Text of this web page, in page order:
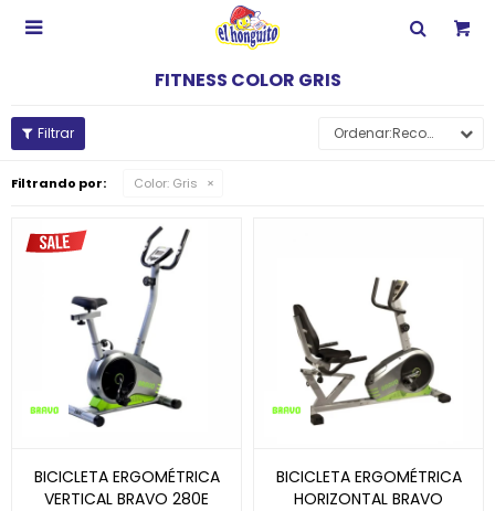

FITNESS COLOR GRIS
Recomendados
Filtrando por: Color: Gris
BICICLETA ERGOMÉTRICA
VERTICAL BRAVO 280E
BICICLETA ERGOMÉTRICA
HORIZONTAL BRAVO